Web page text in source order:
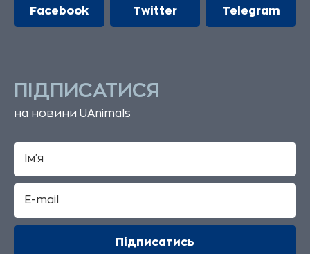
Facebook Twitter Telegram
ПІДПИСАТИСЯ
на новини UAnimals